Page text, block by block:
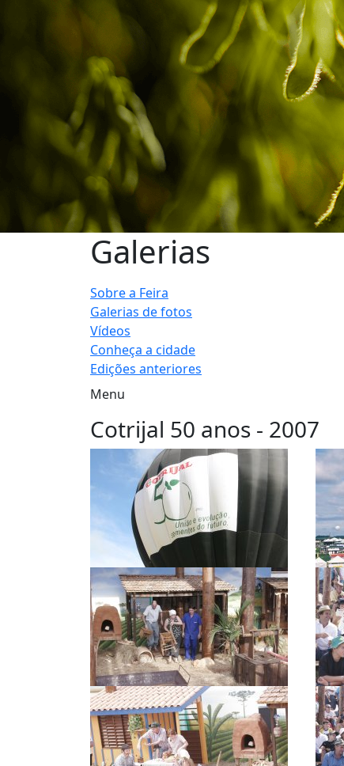
Galerias
Sobre a Feira
Galerias de fotos
Vídeos
Conheça a cidade
Edições anteriores
Menu
Cotrijal 50 anos - 2007